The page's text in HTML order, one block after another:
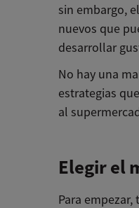
sin embargo,
nuevos que
desarrollar
No hay una
estrategias
al
Elegir el
Para